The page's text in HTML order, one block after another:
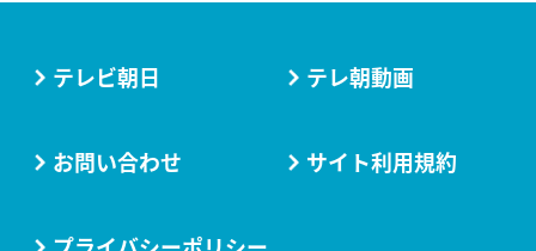
テレビ朝日 テレ朝動画
お問い合わせ サイト利用規約